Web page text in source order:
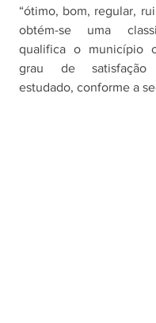
“ótimo, bom, regular,
obtém-se uma
qualifica o município
grau de
estudado, conforme a